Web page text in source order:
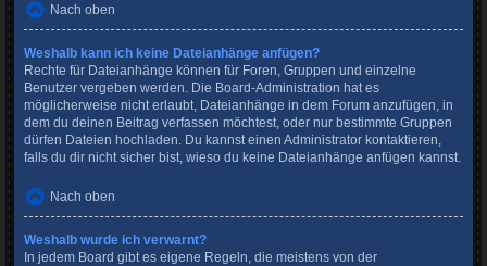
Nach oben
Weshalb kann ich keine Dateianhänge anfügen?
Rechte für Dateianhänge können für Foren, Gruppen und einzelne
Benutzer vergeben werden. Die Board-Administration hat es
möglicherweise nicht erlaubt, Dateianhänge in dem Forum anzufügen, in
dem du deinen Beitrag verfassen möchtest, oder nur bestimmte Gruppen
dürfen Dateien hochladen. Du kannst einen Administrator kontaktieren,
falls du dir nicht sicher bist, wieso du keine Dateianhänge anfügen kannst.
Nach oben
Weshalb wurde ich verwarnt?
In jedem Board gibt es eigene Regeln, die meistens von der